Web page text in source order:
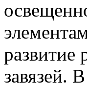
развитие
завязей.